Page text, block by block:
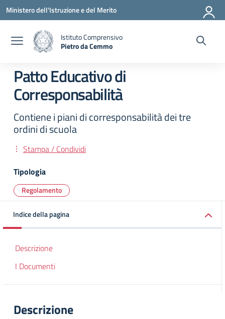
Vai ai contenuti
Vai al menu di navigazione
Vai al footer
Ministero dell'Istruzione e del Merito
Istituto Comprensivo
Pietro da Cemmo
Patto Educativo di
Corresponsabilità
Contiene i piani di corresponsabilità dei tre
ordini di scuola
Stampa / Condividi
Tipologia
Regolamento
Indice della pagina
Descrizione
I Documenti
Descrizione